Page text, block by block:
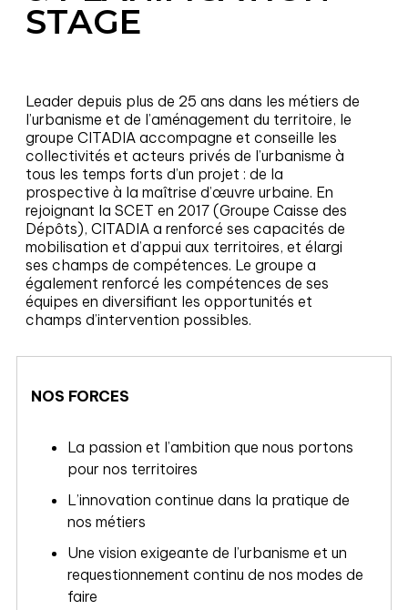
STAGE
Leader depuis plus de 25 ans dans les métiers de
l’urbanisme et de l’aménagement du territoire, le
groupe CITADIA accompagne et conseille les
collectivités et acteurs privés de l’urbanisme à
tous les temps forts d’un projet : de la
prospective à la maîtrise d’œuvre urbaine. En
rejoignant la SCET en 2017 (Groupe Caisse des
Dépôts), CITADIA a renforcé ses capacités de
mobilisation et d’appui aux territoires, et élargi
ses champs de compétences. Le groupe a
également renforcé les compétences de ses
équipes en diversifiant les opportunités et
champs d’intervention possibles.
NOS FORCES
La passion et l’ambition que nous portons
pour nos territoires
L’innovation continue dans la pratique de
nos métiers
Une vision exigeante de l’urbanisme et un
requestionnement continu de nos modes de
faire